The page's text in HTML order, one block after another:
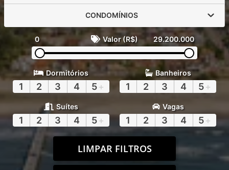
CONDOMÍNIOS
0 Valor (R$) 29.200.000
Dormitórios
1 2 3 4 5+
Banheiros
1 2 3 4 5+
Suítes
1 2 3 4 5+
Vagas
1 2 3 4 5+
LIMPAR FILTROS